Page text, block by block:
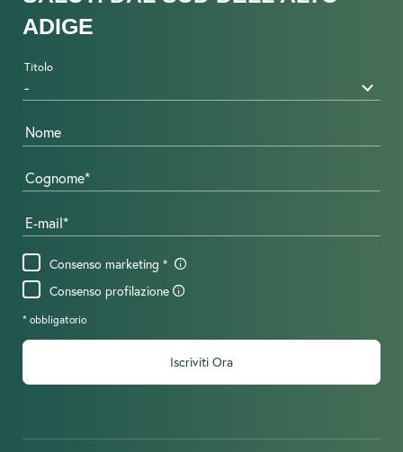
ADIGE
Titolo
Nome
Cognome
E-mail
Consenso marketing
Consenso profilazione
* obbligatorio
Iscriviti Ora